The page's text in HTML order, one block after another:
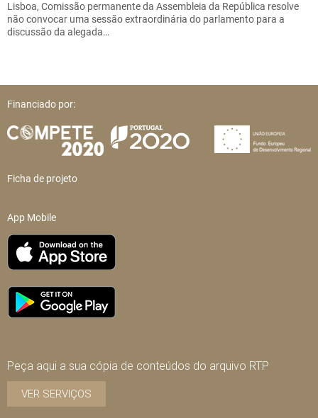
Lisboa, Comissão permanente da Assembleia da República resolve
não convocar uma sessão extraordinária do parlamento para a
discussão da alegada…
Financiado por:
Ficha de projeto
App Mobile
Peça aqui a sua cópia de conteúdos do arquivo RTP
VER SERVIÇOS